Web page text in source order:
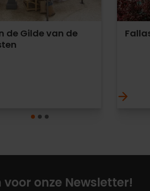
de Gilde van de
voor onze Newsletter!